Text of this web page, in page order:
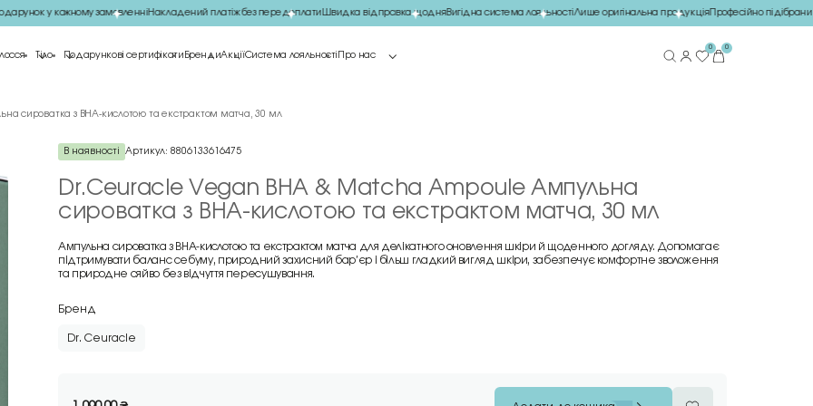
у кожному замовленніНакладений платіж без передоплатиШвидка відправка щодняВигідна система лояльностіЛише оригінальна продукціяПрофесійно підібраний
Тіло Подарункові сертифікати БрендиАкціїСистема лояльності Про нас
0 0
сироватка з BHA-кислотою та екстрактом матча, 30 мл
В наявності Артикул: 8806133616475
Dr.Ceuracle Vegan BHA & Matcha Ampoule Ампульна
сироватка з BHA-кислотою та екстрактом матча, 30 мл
Ампульна сироватка з BHA-кислотою та екстрактом матча для делікатного оновлення шкіри й щоденного догляду. Допомагає
підтримувати баланс себуму, природний захисний бар’єр і більш гладкий вигляд шкіри, забезпечує комфортне зволоження
та природне сяйво без відчуття пересушування.
Бренд
Dr. Ceuracle